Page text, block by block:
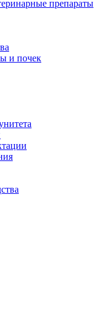
препараты
и почек